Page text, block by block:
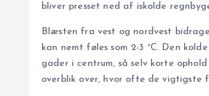
bliver presset ned af iskolde
Blæsten fra vest og nordvest
kan nemt føles som 2-3 °C. Den
gader i centrum, så selv korte
overblik over, hvor ofte de